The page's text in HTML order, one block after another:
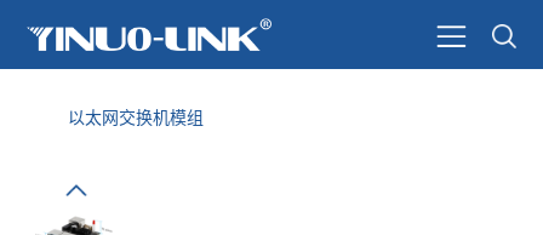
以太网交换机模组